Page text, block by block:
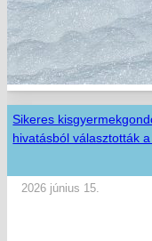
Sikeres
hivatásból választották
2026 június 15.